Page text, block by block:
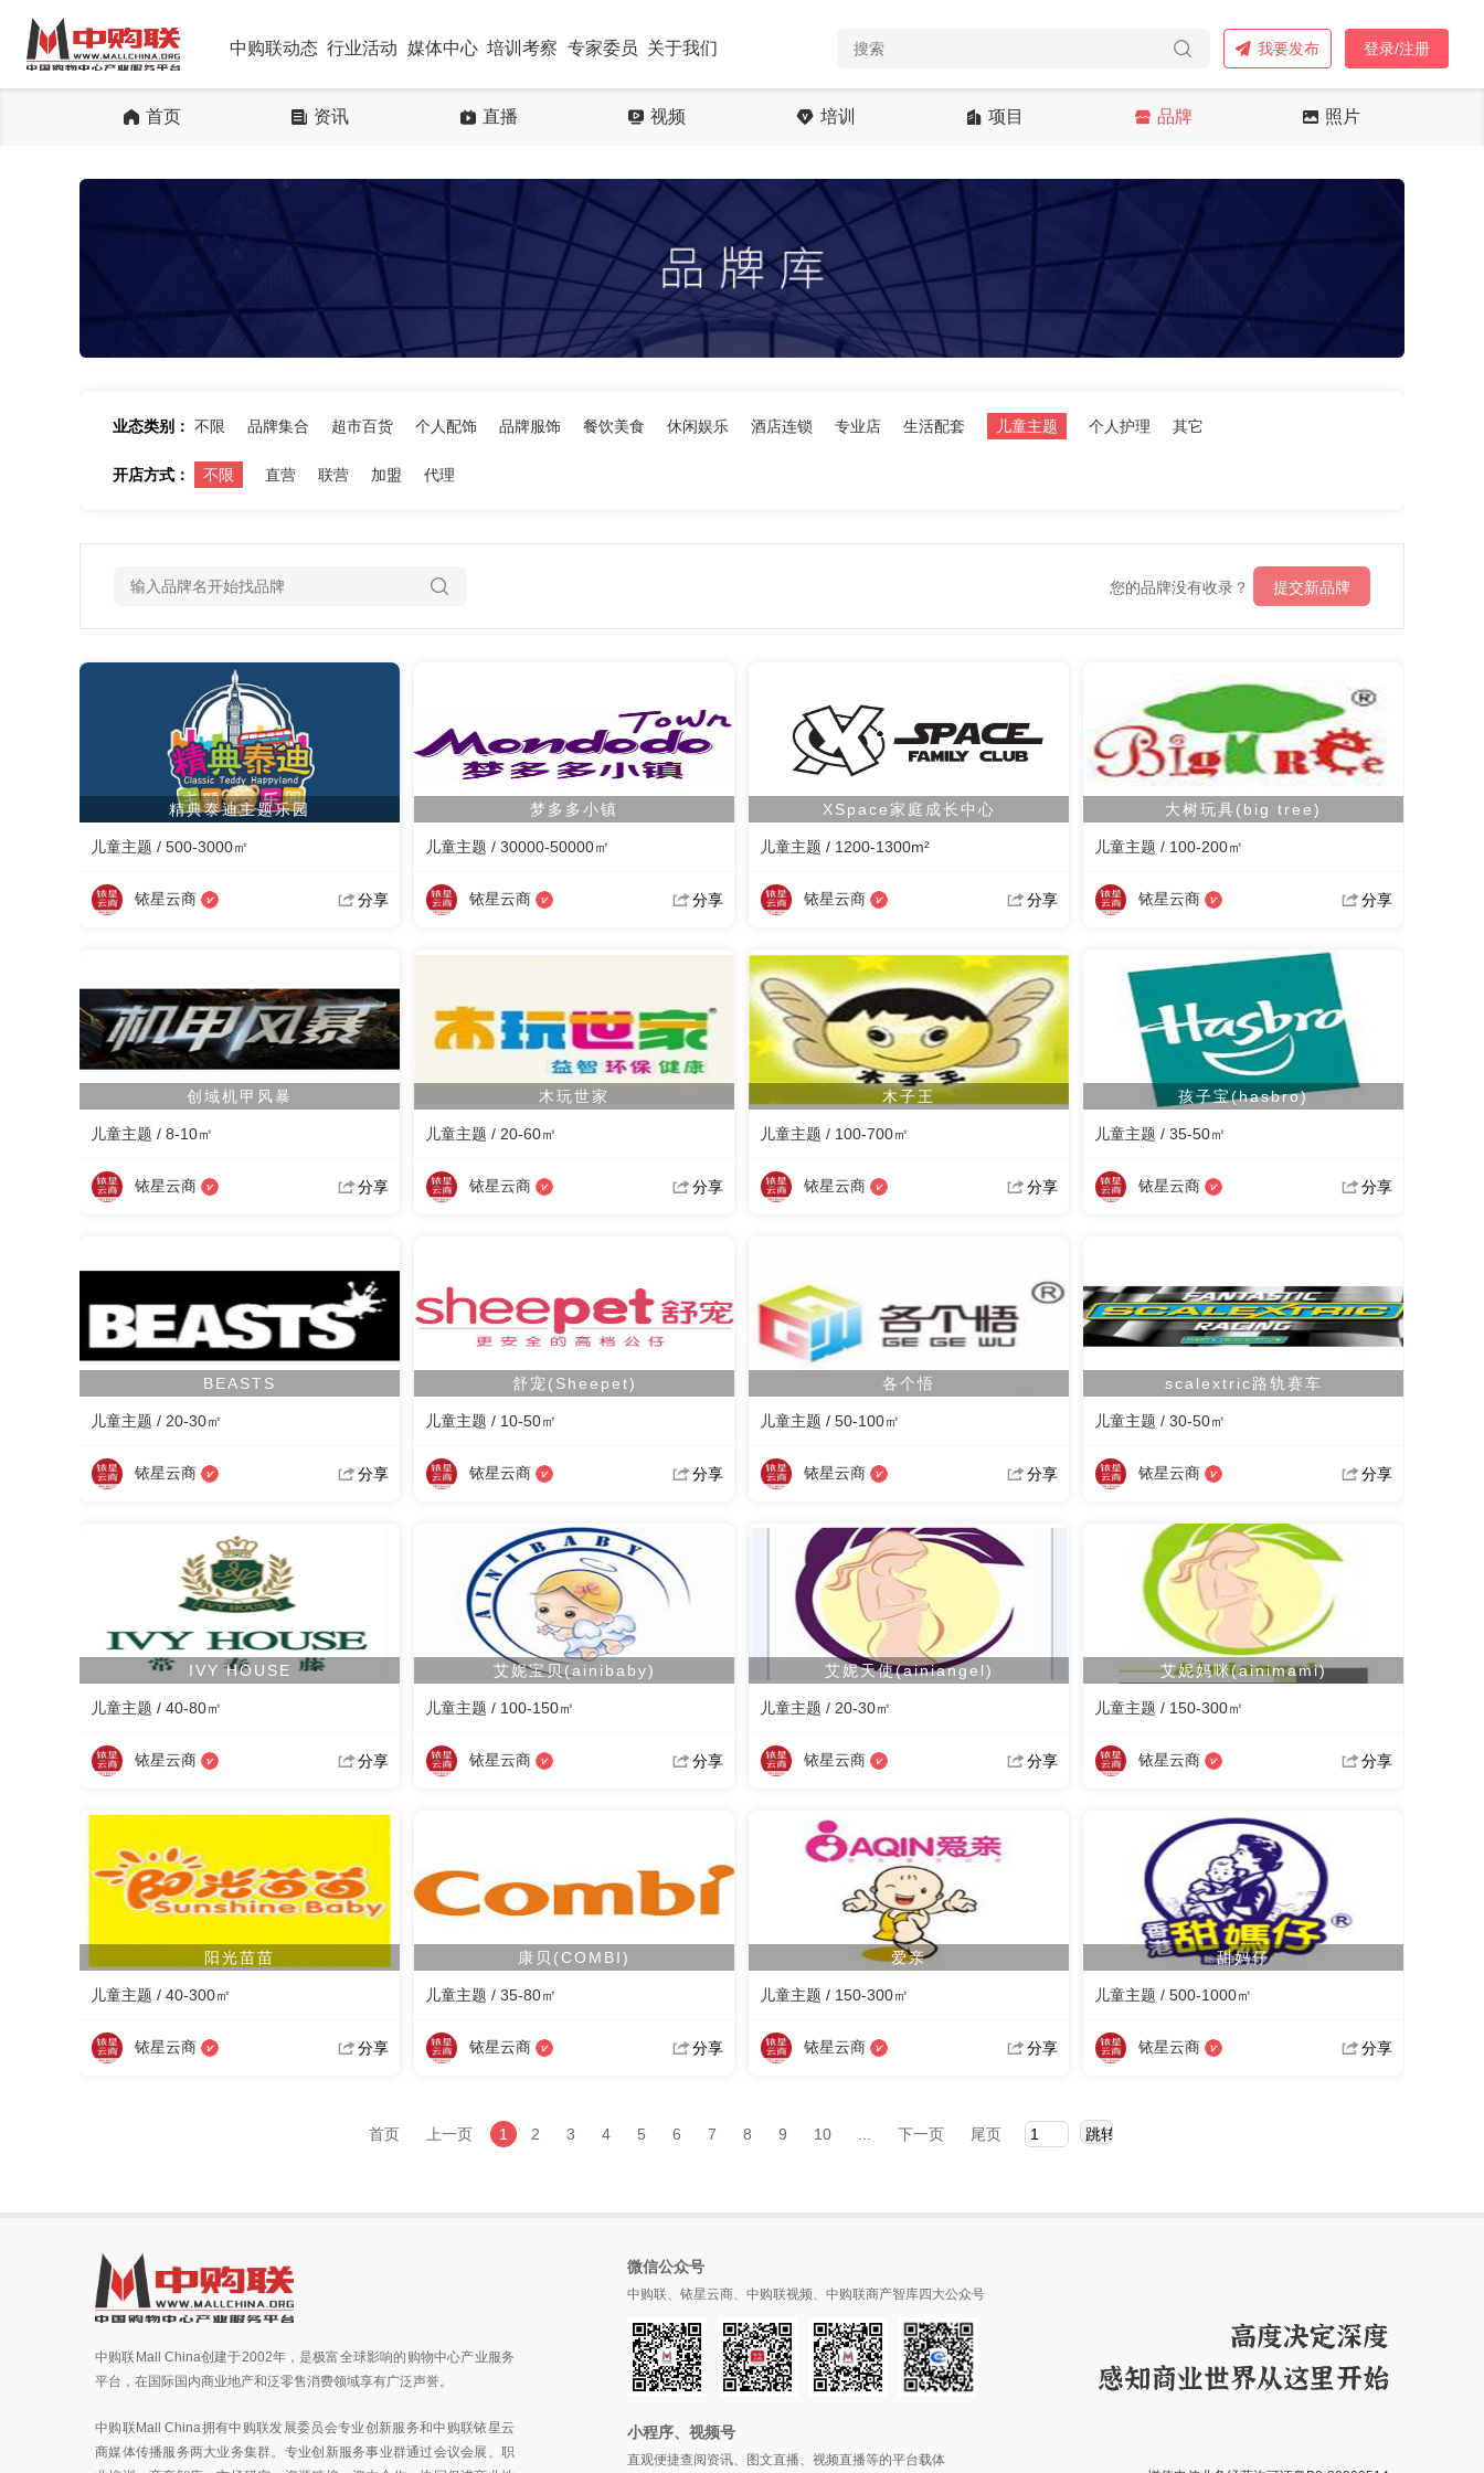
中购联动态 行业活动 媒体中心 培训考察 专家委员 关于我们 我要发布 登录/注册
首页 资讯 直播 视频 培训 项目 品牌 照片
业态类别： 不限 品牌集合 超市百货 个人配饰 品牌服饰 餐饮美食 休闲娱乐 酒店连锁 专业店 生活配套 儿童主题 个人护理 其它
开店方式： 不限 直营 联营 加盟 代理
您的品牌没有收录？ 提交新品牌
精典泰迪主题乐园
儿童主题 / 500-3000㎡
铱星云商 分享
梦多多小镇
儿童主题 / 30000-50000㎡
铱星云商 分享
XSpace家庭成长中心
儿童主题 / 1200-1300m²
铱星云商 分享
大树玩具(big tree)
儿童主题 / 100-200㎡
铱星云商 分享
创域机甲风暴
儿童主题 / 8-10㎡
铱星云商 分享
木玩世家
儿童主题 / 20-60㎡
铱星云商 分享
木子王
儿童主题 / 100-700㎡
铱星云商 分享
孩子宝(hasbro)
儿童主题 / 35-50㎡
铱星云商 分享
BEASTS
儿童主题 / 20-30㎡
铱星云商 分享
舒宠(Sheepet)
儿童主题 / 10-50㎡
铱星云商 分享
各个悟
儿童主题 / 50-100㎡
铱星云商 分享
scalextric路轨赛车
儿童主题 / 30-50㎡
铱星云商 分享
IVY HOUSE
儿童主题 / 40-80㎡
铱星云商 分享
艾妮宝贝(ainibaby)
儿童主题 / 100-150㎡
铱星云商 分享
艾妮天使(ainiangel)
儿童主题 / 20-30㎡
铱星云商 分享
艾妮妈咪(ainimami)
儿童主题 / 150-300㎡
铱星云商 分享
阳光苗苗
儿童主题 / 40-300㎡
铱星云商 分享
康贝(COMBI)
儿童主题 / 35-80㎡
铱星云商 分享
爱亲
儿童主题 / 150-300㎡
铱星云商 分享
甜妈仔
儿童主题 / 500-1000㎡
铱星云商 分享
首页 上一页 1 2 3 4 5 6 7 8 9 10 下一页 尾页
中购联Mall China创建于2002年，是极富全球影响的购物中心产业服务
平台，在国际国内商业地产和泛零售消费领域享有广泛声誉。
中购联Mall China拥有中购联发展委员会专业创新服务和中购联铱星云
商媒体传播服务两大业务集群。专业创新服务事业群通过会议会展、职
微信公众号
中购联、铱星云商、中购联视频、中购联商产智库四大公众号
小程序、视频号
直观便捷查阅资讯、图文直播、视频直播等的平台载体